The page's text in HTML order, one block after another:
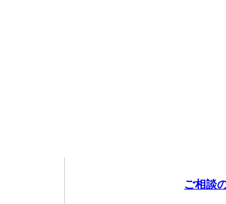
ご相談